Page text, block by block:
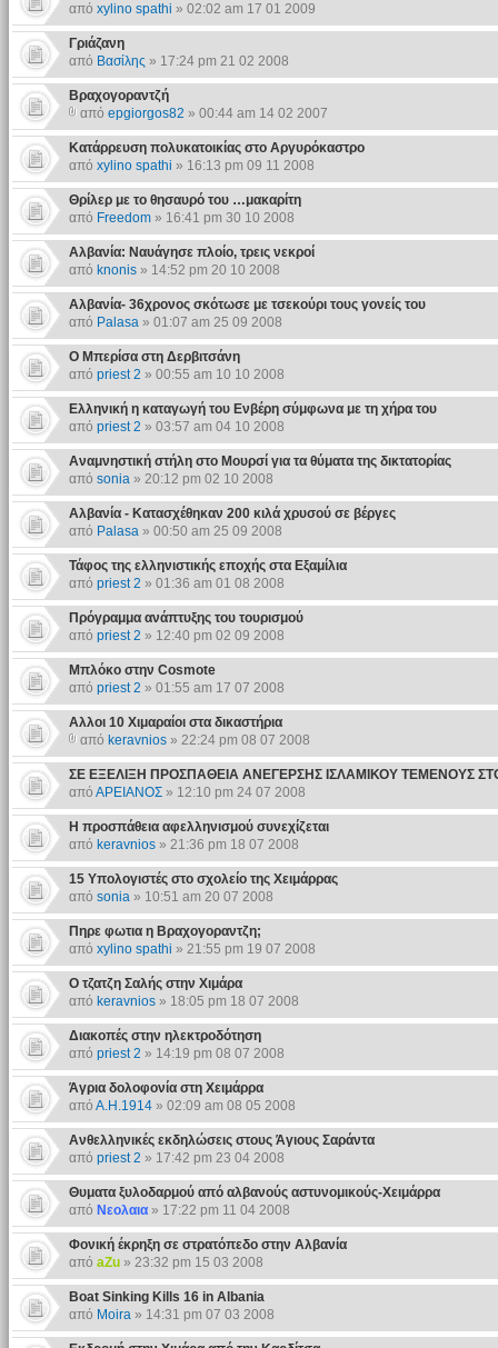
από xylino spathi » 02:02 am 17 01 2009
Γριάζανη
από Βασίλης » 17:24 pm 21 02 2008
Βραχογοραντζή
από epgiorgos82 » 00:44 am 14 02 2007
Κατάρρευση πολυκατοικίας στο Αργυρόκαστρο
από xylino spathi » 16:13 pm 09 11 2008
Θρίλερ με το θησαυρό του …μακαρίτη
από Freedom» 16:41 pm 30 10 2008
Αλβανία: Ναυάγησε πλοίο, τρεις νεκροί
από knonis» 14:52 pm 20 10 2008
Αλβανία- 36χρονος σκότωσε με τσεκούρι τους γονείς του
από Palasa» 01:07 am 25 09 2008
Ο Μπερίσα στη Δερβιτσάνη
από priest 2 » 00:55 am 10 10 2008
Ελληνική η καταγωγή του Ενβέρη σύμφωνα με τη χήρα του
από priest 2 » 03:57 am 04 10 2008
Αναμνηστική στήλη στο Μουρσί για τα θύματα της δικτατορίας
από sonia» 20:12 pm 02 10 2008
Αλβανία - Κατασχέθηκαν 200 κιλά χρυσού σε βέργες
από Palasa» 00:50 am 25 09 2008
Τάφος της ελληνιστικής εποχής στα Εξαμίλια
από priest 2 » 01:36 am 01 08 2008
Πρόγραμμα ανάπτυξης του τουρισμού
από priest 2 » 12:40 pm 02 09 2008
Μπλόκο στην Cosmote
από priest 2 » 01:55 am 17 07 2008
Αλλοι 10 Χιμαραίοι στα δικαστήρια
από keravnios» 22:24 pm 08 07 2008
ΣΕ ΕΞΕΛΙΞΗ ΠΡΟΣΠΑΘΕΙΑ ΑΝΕΓΕΡΣΗΣ ΙΣΛΑΜΙΚΟΥ ΤΕΜΕΝΟΥΣ
από ΑΡΕΙΑΝΟΣ» 12:10 pm 24 07 2008
Η προσπάθεια αφελληνισμού συνεχίζεται
από keravnios» 21:36 pm 18 07 2008
15 Υπολογιστές στο σχολείο της Χειμάρρας
από sonia» 10:51 am 20 07 2008
Πηρε φωτια η Βραχογοραντζη;
από xylino spathi » 21:55 pm 19 07 2008
Ο τζατζη Σαλής στην Χιμάρα
από keravnios» 18:05 pm 18 07 2008
Διακοπές στην ηλεκτροδότηση
από priest 2 » 14:19 pm 08 07 2008
Άγρια δολοφονία στη Χειμάρρα
από Α.Η.1914» 02:09 am 08 05 2008
Ανθελληνικές εκδηλώσεις στους Άγιους Σαράντα
από priest 2 » 17:42 pm 23 04 2008
Θυματα ξυλοδαρμού από αλβανούς αστυνομικούς-Χειμάρρα
από Νεολαια» 17:22 pm 11 04 2008
Φονική έκρηξη σε στρατόπεδο στην Αλβανία
από aZu» 23:32 pm 15 03 2008
Boat Sinking Kills 16 in Albania
από Moira» 14:31 pm 07 03 2008